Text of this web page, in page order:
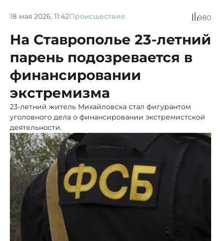
18 мая 2026, 11:42Происшествия 980
На Ставрополье 23-летний
парень подозревается в
финансировании
экстремизма
23-летний житель Михайловска стал фигурантом
уголовного дела о финансировании экстремистской
деятельности.